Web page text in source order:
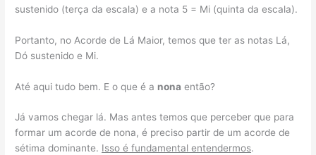
sustenido (terça da escala) e a nota 5 = Mi (quinta da escala).
Portanto, no Acorde de Lá Maior, temos que ter as notas Lá,
Dó sustenido e Mi.
Até aqui tudo bem. E o que é a nona então?
Já vamos chegar lá. Mas antes temos que perceber que para
formar um acorde de nona, é preciso partir de um acorde de
sétima dominante. Isso é fundamental entendermos.